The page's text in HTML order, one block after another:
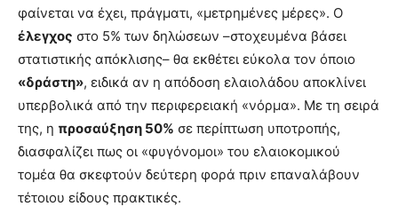
φαίνεται να έχει, πράγματι, «μετρημένες μέρες». Ο
έλεγχος στο 5% των δηλώσεων –στοχευμένα βάσει
στατιστικής απόκλισης– θα εκθέτει εύκολα τον όποιο
«δράστη», ειδικά αν η απόδοση ελαιολάδου αποκλίνει
υπερβολικά από την περιφερειακή «νόρμα». Με τη σειρά
της, η προσαύξηση 50% σε περίπτωση υποτροπής,
διασφαλίζει πως οι «φυγόνομοι» του ελαιοκομικού
τομέα θα σκεφτούν δεύτερη φορά πριν επαναλάβουν
τέτοιου είδους πρακτικές.